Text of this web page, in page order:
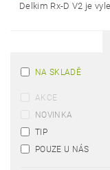
Delkim Rx-D V2 je
NA SKLADĚ
AKCE
NOVINKA
TIP
POUZE U NÁS